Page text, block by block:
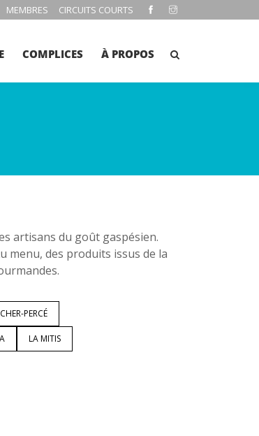
MEMBRES CIRCUITS COURTS
COMPLICES À PROPOS
artisans du goût gaspésien.
menu, des produits issus de la
PERCÉ
LA MITIS